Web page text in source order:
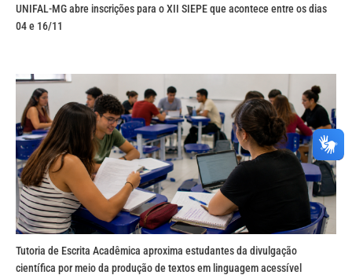
UNIFAL-MG abre inscrições para o XII SIEPE que acontece entre os dias
04 e 16/11
Tutoria de Escrita Acadêmica aproxima estudantes da divulgação
científica por meio da produção de textos em linguagem acessível